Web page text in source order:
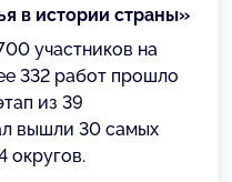
в истории страны»
участников на
332 работ прошло
из 39
вышли 30 самых
округов.